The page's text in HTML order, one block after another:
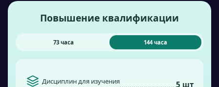
Повышение квалификации
73 часа 144 часа
Дисциплин для изучения 5 шт